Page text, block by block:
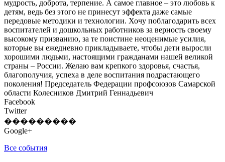
мудрость, доброта, терпение. А самое главное – это любовь к
детям, ведь без этого не принесут эффекта даже самые
передовые методики и технологии. Хочу поблагодарить всех
воспитателей и дошкольных работников за верность своему
высокому призванию, за те поистине неоценимые усилия,
которые вы ежедневно прикладываете, чтобы дети выросли
хорошими людьми, настоящими гражданами нашей великой
страны – России. Желаю вам крепкого здоровья, счастья,
благополучия, успеха в деле воспитания подрастающего
поколения! Председатель Федерации профсоюзов Самарской
области Колесников Дмитрий Геннадьевич
Facebook
Twitter
���������
Google+
Все события